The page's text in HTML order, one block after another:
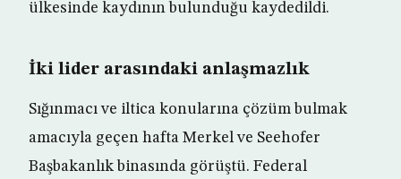
ülkesinde kaydının bulunduğu kaydedildi.
İki lider arasındaki anlaşmazlık
Sığınmacı ve iltica konularına çözüm bulmak
amacıyla geçen hafta Merkel ve Seehofer
Başbakanlık binasında görüştü. Federal